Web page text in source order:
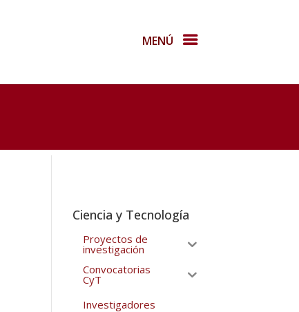
MENÚ
Ciencia y Tecnología
Proyectos de
investigación
Convocatorias
CyT
Investigadores